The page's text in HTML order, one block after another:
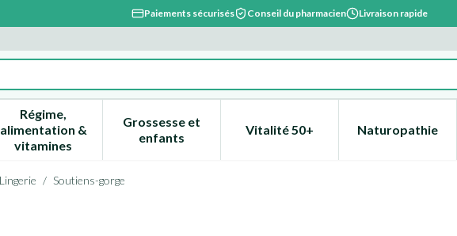
Paiements sécurisés Conseil du pharmacien Livraison rapide
menu pour la catégorie Beauté, soins et hygiène
Régime,
alimentation &
vitamines
Afficher le sous-menu pour la catégorie Régime, alimentation &
Grossesse et
enfantsAfficher le sous-menu pour la catégorie
Vitalité 50+Afficher le sous-menu pour la
Naturopathie
Afficher
Lingerie / Soutiens-gorge